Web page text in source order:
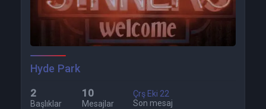
Hyde Park
2
Başlıklar
10
Mesajlar
Çrş Eki 22
Son mesaj